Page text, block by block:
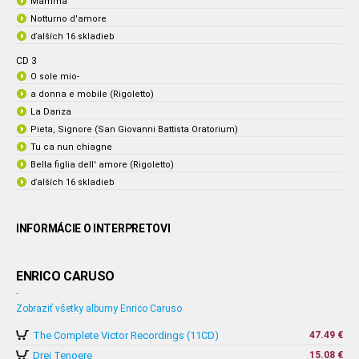
Notturno d'amore
ďalších 16 skladieb
CD 3
O sole mio-
a donna e mobile (Rigoletto)
La Danza
Pieta, Signore (San Giovanni Battista Oratorium)
Tu ca nun chiagne
Bella figlia dell' amore (Rigoletto)
ďalších 16 skladieb
INFORMÁCIE O INTERPRETOVI
ENRICO CARUSO
-
Zobraziť všetky albumy Enrico Caruso
The Complete Victor Recordings (11CD) 47.49 €
Drei Tenoere 15.08 €